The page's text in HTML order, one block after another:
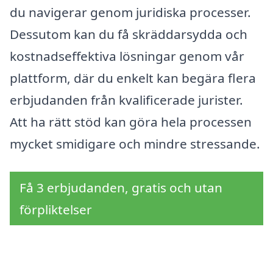
du navigerar genom juridiska processer.
Dessutom kan du få skräddarsydda och
kostnadseffektiva lösningar genom vår
plattform, där du enkelt kan begära flera
erbjudanden från kvalificerade jurister.
Att ha rätt stöd kan göra hela processen
mycket smidigare och mindre stressande.
Få 3 erbjudanden, gratis och utan
förpliktelser